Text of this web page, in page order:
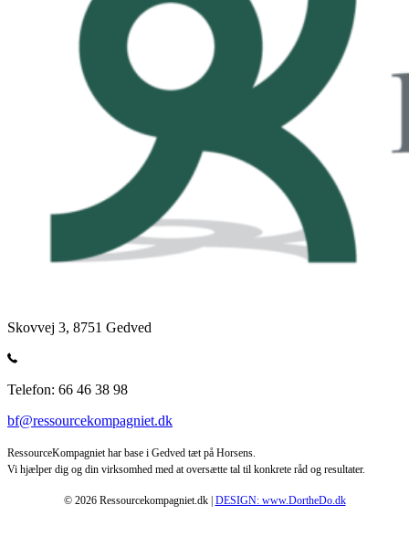
Skovvej 3, 8751 Gedved
Telefon: 66 46 38 98
bf@ressourcekompagniet.dk
RessourceKompagniet har base i Gedved tæt på Horsens.
Vi hjælper dig og din virksomhed med at oversætte tal til konkrete råd og resultater.
© 2026 Ressourcekompagniet.dk | DESIGN: www.DortheDo.dk